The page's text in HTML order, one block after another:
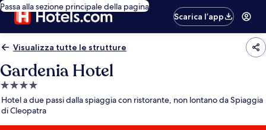
Passa alla sezione principale della pagina
Scarica l’app
Visualizza tutte le strutture
Gardenia Hotel
Struttura
a
4.0
stelle
Hotel a due passi dalla spiaggia con ristorante, non lontano da Spiaggia
di Cleopatra